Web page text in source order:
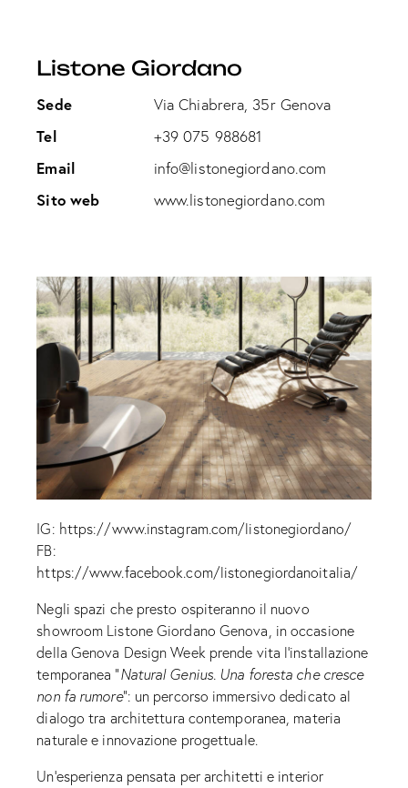
Listone Giordano
Sede Via Chiabrera, 35r Genova
Tel +39 075 988681
Email info@listonegiordano.com
Sito web www.listonegiordano.com
IG: https://www.instagram.com/listonegiordano/
FB:
https://www.facebook.com/listonegiordanoitalia/
Negli spazi che presto ospiteranno il nuovo
showroom Listone Giordano Genova, in occasione
della Genova Design Week prende vita l’installazione
temporanea “Natural Genius. Una foresta che cresce
non fa rumore”: un percorso immersivo dedicato al
dialogo tra architettura contemporanea, materia
naturale e innovazione progettuale.
Un’esperienza pensata per architetti e interior